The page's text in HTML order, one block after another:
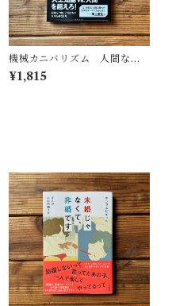
機械カニバリズム 人間なき
あとの人類学へ｜久保 明教
¥1,815